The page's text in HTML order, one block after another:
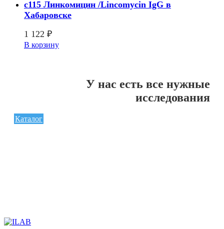
c115 Линкомицин /Lincomycin IgG в
Хабаровске
1 122 ₽
В корзину
У нас есть все нужные
исследования
Каталог